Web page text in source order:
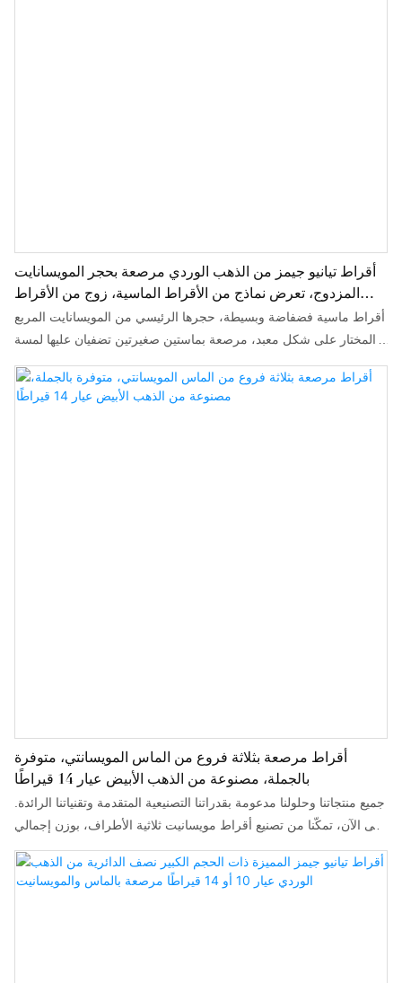
أقراط تيانيو جيمز من الذهب الوردي مرصعة بحجر المويسانايت
المزدوج، تعرض نماذج من الأقراط الماسية، زوج من الأقراط
العصرية عيار 4.4 قيراط
أقراط ماسية فضفاضة وبسيطة، حجرها الرئيسي من المويسانايت المربع
المختار على شكل معبد، مرصعة بماستين صغيرتين تضفيان عليها لمسة
أقراط مرصعة بثلاثة فروع من الماس المويسانتي، متوفرة
بالجملة، مصنوعة من الذهب الأبيض عيار 14 قيراطًا
جميع منتجاتنا وحلولنا مدعومة بقدراتنا التصنيعية المتقدمة وتقنياتنا الرائدة.
حتى الآن، تمكّنا من تصنيع أقراط مويسانيت ثلاثية الأطراف، بوزن إجمالي
1 قيراط، وقطر 6.5 مم، مصنوعة من الذهب الأبيض عيار 14 قيراطًا،
بجودة عالية. تشمل استخداماتها الأقراط.